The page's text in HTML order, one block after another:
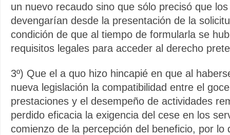
un nuevo recaudo sino que sólo precisó que
devengarían desde la presentación de la
condición de que al tiempo de formularla se
requisitos legales para acceder al derecho
3º) Que el a quo hizo hincapié en que al
nueva legislación la compatibilidad entre el
prestaciones y el desempeño de actividades
perdido eficacia la exigencia del cese en los
comienzo de la percepción del beneficio, por lo